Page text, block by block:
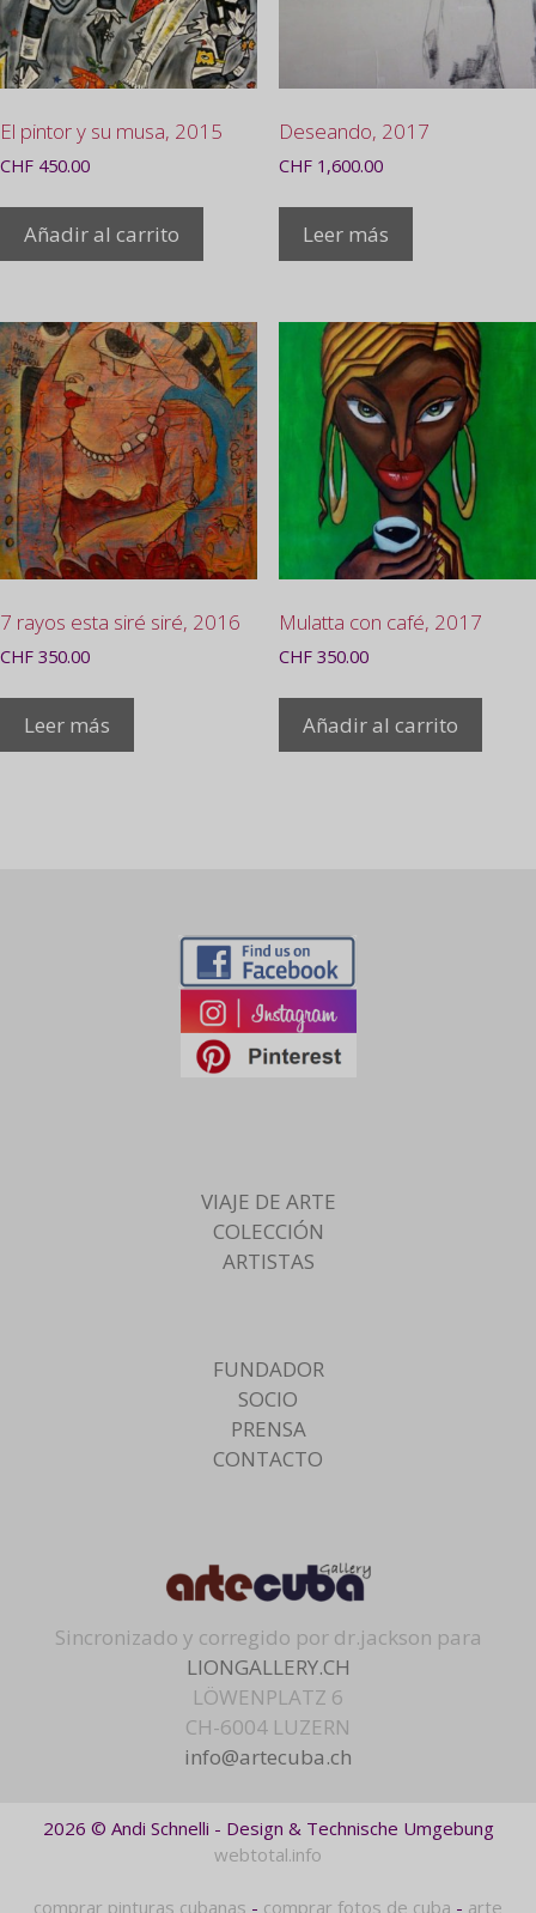
El pintor y su musa, 2015
CHF 450.00
Añadir al carrito
Deseando, 2017
CHF1,600.00
Leer más
7 rayos esta siré siré, 2016
CHF 350.00
Leer más
Mulatta con café, 2017
CHF350.00
Añadir al carrito
VIAJE DE ARTE
COLECCIÓN
ARTISTAS
FUNDADOR
SOCIO
PRENSA
CONTACTO
Sincronizado y corregido por dr.jackson para
LIONGALLERY.CH
LÖWENPLATZ 6
CH-6004 LUZERN
info@artecuba.ch
2026 © Andi Schnelli - Design & Technische Umgebung
webtotal.info
comprar pinturas cubanas - comprar fotos de cuba - arte